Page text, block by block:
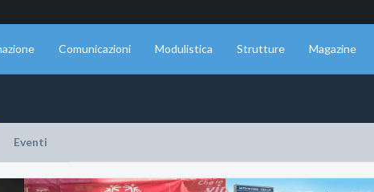
Comunicazioni Modulistica Strutture Magazine
Eventi